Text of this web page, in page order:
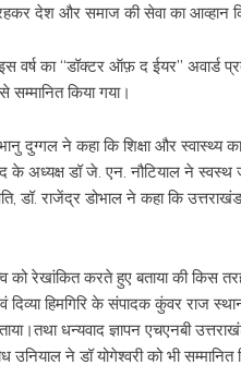
देश और समाज की सेवा का आव्हान
का ‘‘डॉक्टर ऑफ़ द ईयर’’ अवार्ड
किया गया।
दुग्गल ने कहा कि शिक्षा और स्वास्थ्य
के अध्यक्ष डॉ जे. एन. नौटियाल ने
डॉ. राजेंद्र डोभाल ने कहा कि
रेखांकित करते हुए बताया की किस
हिमगिरि के संपादक कुंवर राज
धन्यवाद ज्ञापन एचएनबी
ने डॉ योगेश्वरी को भी सम्मानित